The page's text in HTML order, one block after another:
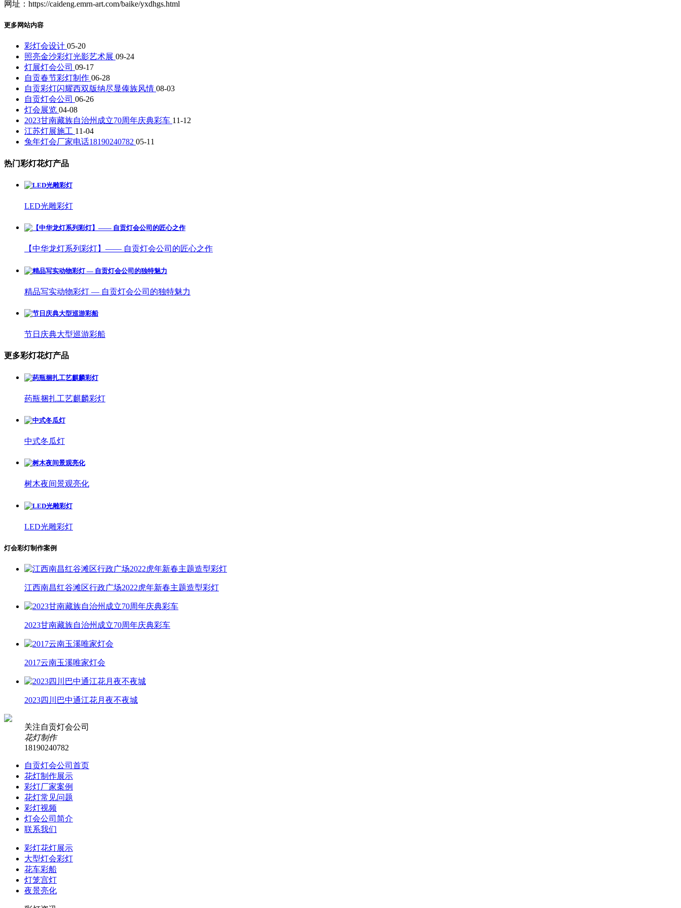
网址：https://caideng.emrn-art.com/baike/yxdhgs.html
更多网站内容
彩灯会设计 05-20
照亮金沙彩灯光影艺术展 09-24
灯展灯会公司 09-17
自贡春节彩灯制作 06-28
自贡彩灯闪耀西双版纳尽显傣族风情 08-03
自贡灯会公司 06-26
灯会展览 04-08
2023甘南藏族自治州成立70周年庆典彩车 11-12
江苏灯展施工 11-04
兔年灯会厂家电话18190240782 05-11
热门彩灯花灯产品
LED光雕彩灯
【中华龙灯系列彩灯】—— 自贡灯会公司的匠心之作
精品写实动物彩灯 — 自贡灯会公司的独特魅力
节日庆典大型巡游彩船
更多彩灯花灯产品
药瓶捆扎工艺麒麟彩灯
中式冬瓜灯
树木夜间景观亮化
LED光雕彩灯
灯会彩灯制作案例
江西南昌红谷滩区行政广场2022虎年新春主题造型彩灯
2023甘南藏族自治州成立70周年庆典彩车
2017云南玉溪唯家灯会
2023四川巴中通江花月夜不夜城
关注自贡灯会公司
花灯制作
18190240782
自贡灯会公司首页
花灯制作展示
彩灯厂家案例
花灯常见问题
彩灯视频
灯会公司简介
联系我们
彩灯花灯展示
大型灯会彩灯
花车彩船
灯笼宫灯
夜景亮化